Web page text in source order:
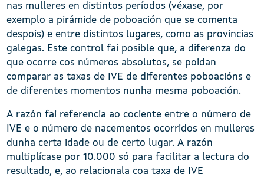
nas mulleres en distintos períodos (véxase, por
exemplo a pirámide de poboación que se comenta
despois) e entre distintos lugares, como as provincias
galegas. Este control fai posible que, a diferenza do
que ocorre cos números absolutos, se poidan
comparar as taxas de IVE de diferentes poboacións e
de diferentes momentos nunha mesma poboación.
A razón fai referencia ao cociente entre o número de
IVE e o número de nacementos ocorridos en mulleres
dunha certa idade ou de certo lugar. A razón
multiplícase por 10.000 só para facilitar a lectura do
resultado, e, ao relacionala coa taxa de IVE